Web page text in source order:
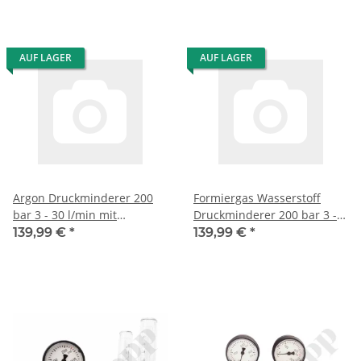
AUF LAGER
Argon Druckminderer 200
bar 3 - 30 l/min mit
Flowmeter - Unicontrol 100
139,99 € *
AUF LAGER
Formiergas Wasserstoff
Druckminderer 200 bar 3 -
30 l/min mit Flowmeter -
139,99 € *